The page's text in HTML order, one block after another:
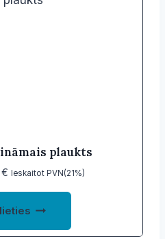
plaukts
€ Price
3,55 €
7,27 €
Ieskaitot PVN(21%)